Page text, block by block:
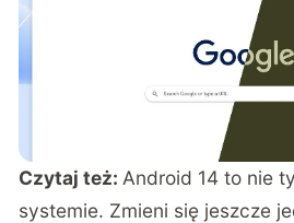
Czytaj też: Android 14 to nie
systemie. Zmieni się jeszcze